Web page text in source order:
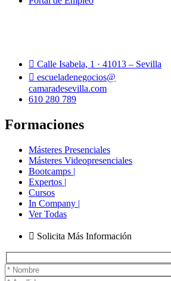
Calle Isabela, 1 · 41013 – Sevilla
escueladenegocios@
camaradesevilla.com
610 280 789
Formaciones
Másteres Presenciales
Másteres Videopresenciales
Bootcamps |
Expertos |
Cursos
In Company |
Ver Todas
Solicita Más Información